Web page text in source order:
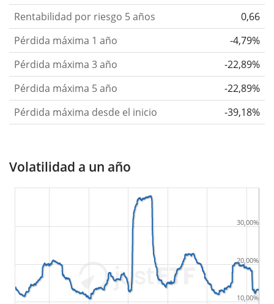
Rentabilidad por riesgo 5 años
0,66
Pérdida máxima 1 año
-4,79%
Pérdida máxima 3 año
-22,89%
Pérdida máxima 5 año
-22,89%
Pérdida máxima desde el inicio
-39,18%
Volatilidad a un año
10,00%
20,00%
30,00%